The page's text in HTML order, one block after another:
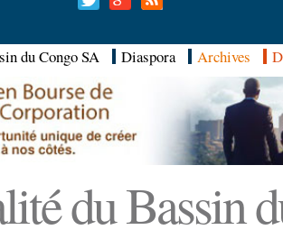
du Congo SA Diaspora Archives
du Bassin